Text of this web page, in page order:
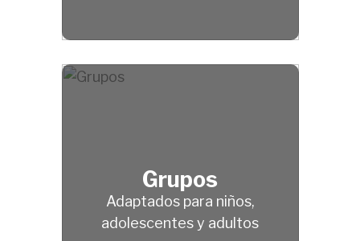
Grupos
Adaptados para niños,
adolescentes y adultos